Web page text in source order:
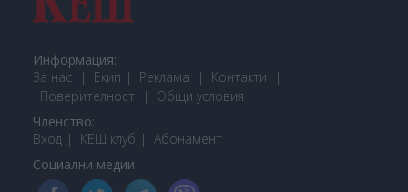
Информация:
За нас
Екип Реклама
Контакти
Поверителност
Общи условия
Членство:
Вход
КЕШ клуб Абонамент
Социални медии